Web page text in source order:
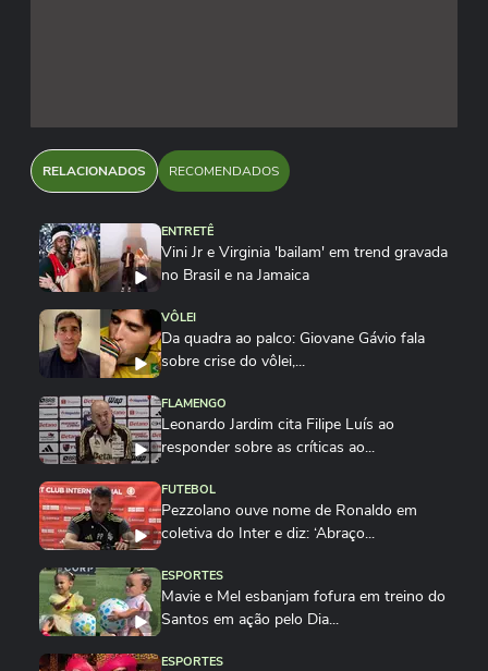
RELACIONADOS RECOMENDADOS
ENTRETÊ
Vini Jr e Virginia 'bailam' em trend gravada
no Brasil e na Jamaica
VÔLEI
Da quadra ao palco: Giovane Gávio fala
sobre crise do vôlei,...
FLAMENGO
Leonardo Jardim cita Filipe Luís ao
responder sobre as críticas ao...
FUTEBOL
Pezzolano ouve nome de Ronaldo em
coletiva do Inter e diz: ‘Abraço...
ESPORTES
Mavie e Mel esbanjam fofura em treino do
Santos em ação pelo Dia...
ESPORTES